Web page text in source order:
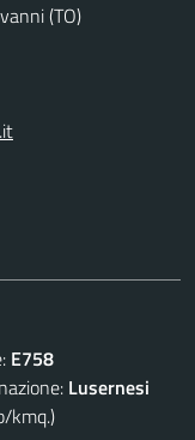
(TO)
E758
Lusernesi
kmq.)